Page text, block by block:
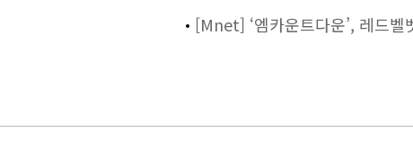
[Mnet] ‘엠카운트다운’, 레드